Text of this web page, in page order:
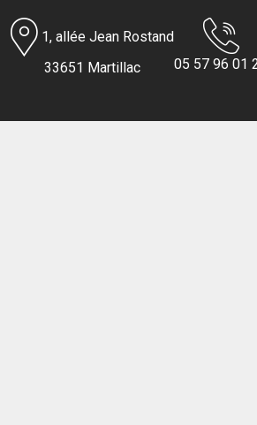
1, allée Jean Rostand
33651 Martillac
05 57 96 01